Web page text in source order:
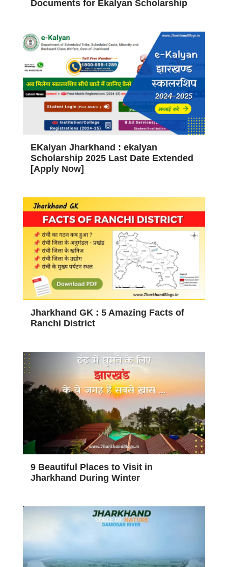
Documents for Ekalyan Scholarship
EKalyan Jharkhand : ekalyan
Scholarship 2025 Last Date Extended
[Apply Now]
Jharkhand GK : 5 Amazing Facts of
Ranchi District
9 Beautiful Places to Visit in
Jharkhand During Winter